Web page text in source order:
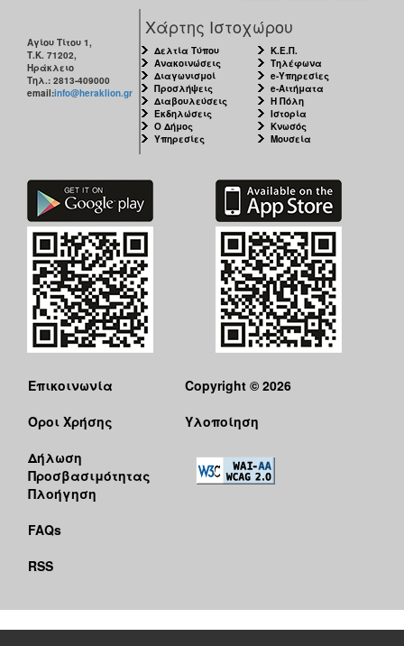
Αγίου Τίτου 1,
Τ.Κ. 71202,
Ηράκλειο
Τηλ.: 2813-409000
email:info@heraklion.gr
Χάρτης Ιστοχώρου
Δελτία Τύπου
Ανακοινώσεις
Διαγωνισμοί
Προσλήψεις
Διαβουλεύσεις
Εκδηλώσεις
Ο Δήμος
Υπηρεσίες
Κ.Ε.Π.
Τηλέφωνα
e-Υπηρεσίες
e-Αιτήματα
Η Πόλη
Ιστορία
Κνωσός
Μουσεία
Επικοινωνία
Όροι Χρήσης
Δήλωση
Προσβασιμότητας
Πλοήγηση
FAQs
RSS
Copyright © 2026
Υλοποίηση